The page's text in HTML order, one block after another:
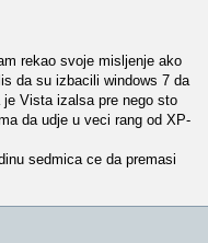
rekao svoje misljenje ako
da su izbacili windows 7 da
Vista izalsa pre nego sto
da udje u veci rang od XP-
sedmica ce da premasi